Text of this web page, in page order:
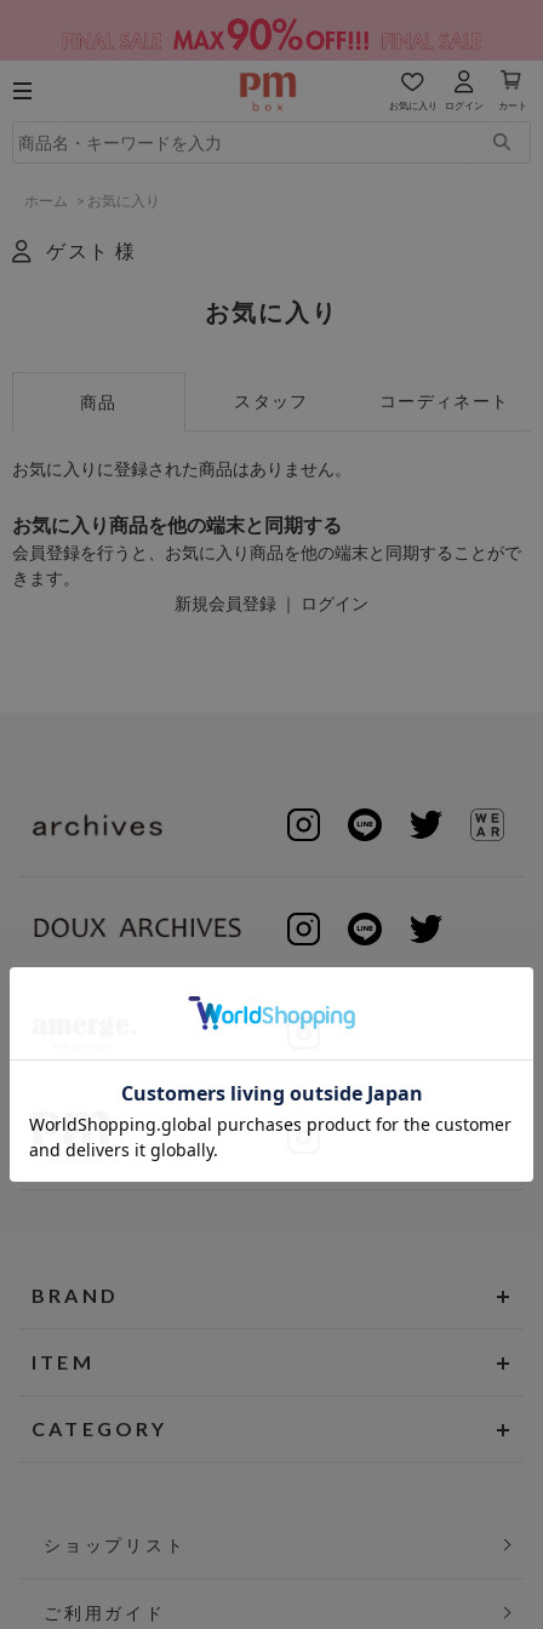
お気に入り ログイン カート
ホーム > お気に入り
ゲスト 様
お気に入り
商品 スタッフ コーディネート
お気に入りに登録された商品はありません。
お気に入り商品を他の端末と同期する
会員登録を行うと、お気に入り商品を他の端末と同期することがで
きます。
新規会員登録 ｜ ログイン
BRAND
ITEM
CATEGORY
ショップリスト
ご利用ガイド